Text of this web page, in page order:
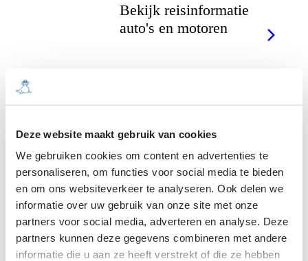
Deze website maakt gebruik van cookies
We gebruiken cookies om content en advertenties te
personaliseren, om functies voor social media te bieden
en om ons websiteverkeer te analyseren. Ook delen we
informatie over uw gebruik van onze site met onze
partners voor social media, adverteren en analyse. Deze
partners kunnen deze gegevens combineren met andere
informatie die u aan ze heeft verstrekt of die ze hebben
Bekijk reisinformatie
auto's en motoren
Fiets mee aan
boord
Bekijk reisinformatie
fietsen